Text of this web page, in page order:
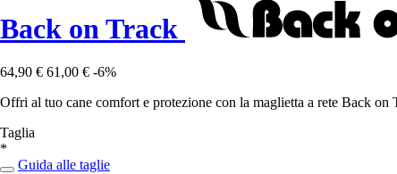
Back on Track
64,90 € 61,00 € -6%
Offri al tuo cane comfort e protezione con la maglietta a rete Back on
Taglia
*
Guida alle taglie